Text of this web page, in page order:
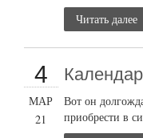
Читать далее
4
МАР
21
Вот он
приобрести в